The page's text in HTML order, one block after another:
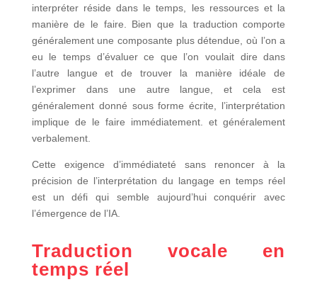
interpréter réside dans le temps, les ressources et la
manière de le faire. Bien que la traduction comporte
généralement une composante plus détendue, où l’on a
eu le temps d’évaluer ce que l’on voulait dire dans
l’autre langue et de trouver la manière idéale de
l’exprimer dans une autre langue, et cela est
généralement donné sous forme écrite, l’interprétation
implique de le faire immédiatement. et généralement
verbalement.
Cette exigence d’immédiateté sans renoncer à la
précision de l’interprétation du langage en temps réel
est un défi qui semble aujourd’hui conquérir avec
l’émergence de l’IA.
Traduction vocale en
temps réel